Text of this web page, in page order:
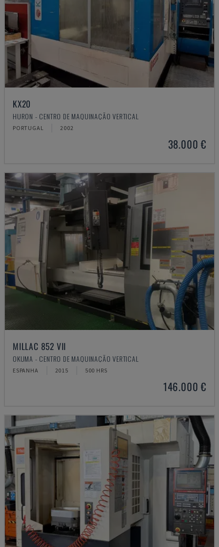
KX20
HURON - CENTRO DE MAQUINAÇÃO VERTICAL
PORTUGAL 2002
38.000 €
MILLAC 852 VII
OKUMA - CENTRO DE MAQUINAÇÃO VERTICAL
ESPANHA 2015 500 HRS
146.000 €